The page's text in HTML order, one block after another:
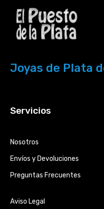
Joyas de Plata
Servicios
Nosotros
Envíos y Devoluciones
Preguntas Frecuentes
Aviso Legal